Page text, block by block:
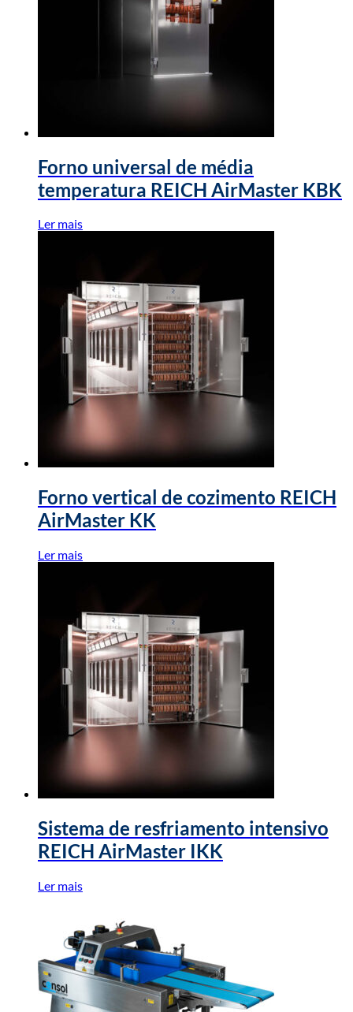
Forno universal de média
temperatura REICH AirMaster KBK
Ler mais
Forno vertical de cozimento REICH
AirMaster KK
Ler mais
Sistema de resfriamento intensivo
REICH AirMaster IKK
Ler mais